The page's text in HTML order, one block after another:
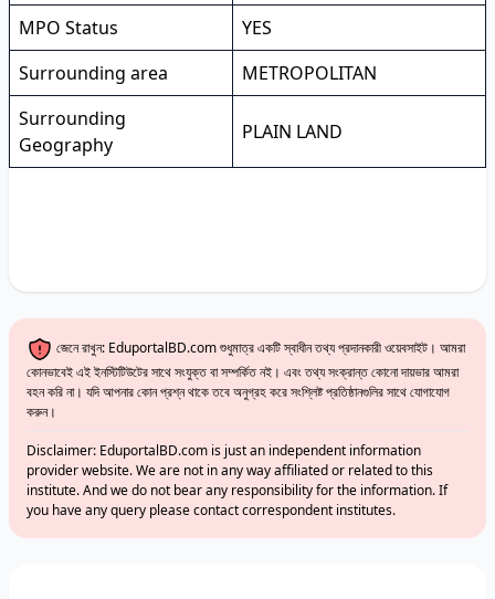
MPO Status
YES
Surrounding area
METROPOLITAN
Surrounding
Geography
PLAIN LAND
জেনে রাখুন: EduportalBD.com শুধুমাত্র একটি স্বাধীন তথ্য প্রদানকারী ওয়েবসাইট। আমরা
কোনভাবেই এই ইনস্টিটিউটের সাথে সংযুক্ত বা সম্পর্কিত নই। এবং তথ্য সংক্রান্ত কোনো দায়ভার আমরা
বহন করি না। যদি আপনার কোন প্রশ্ন থাকে তবে অনুগ্রহ করে সংশ্লিষ্ট প্রতিষ্ঠানগুলির সাথে যোগাযোগ
করুন।
Disclaimer: EduportalBD.com is just an independent information
provider website. We are not in any way affiliated or related to this
institute. And we do not bear any responsibility for the information. If
you have any query please contact correspondent institutes.